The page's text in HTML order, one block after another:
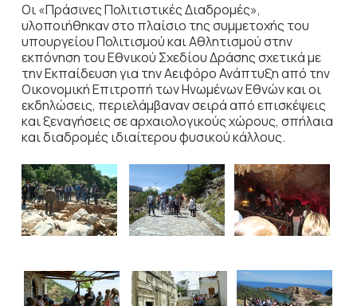
Οι «Πράσινες Πολιτιστικές Διαδρομές»,
υλοποιήθηκαν στο πλαίσιο της συμμετοχής του
υπουργείου Πολιτισμού και Αθλητισμού στην
εκπόνηση του Εθνικού Σχεδίου Δράσης σχετικά με
την Εκπαίδευση για την Αειφόρο Ανάπτυξη από την
Οικονομική Επιτροπή των Ηνωμένων Εθνών και οι
εκδηλώσεις, περιελάμβαναν σειρά από επισκέψεις
και ξεναγήσεις σε αρχαιολογικούς χώρους, σπήλαια
και διαδρομές ιδιαίτερου φυσικού κάλλους.